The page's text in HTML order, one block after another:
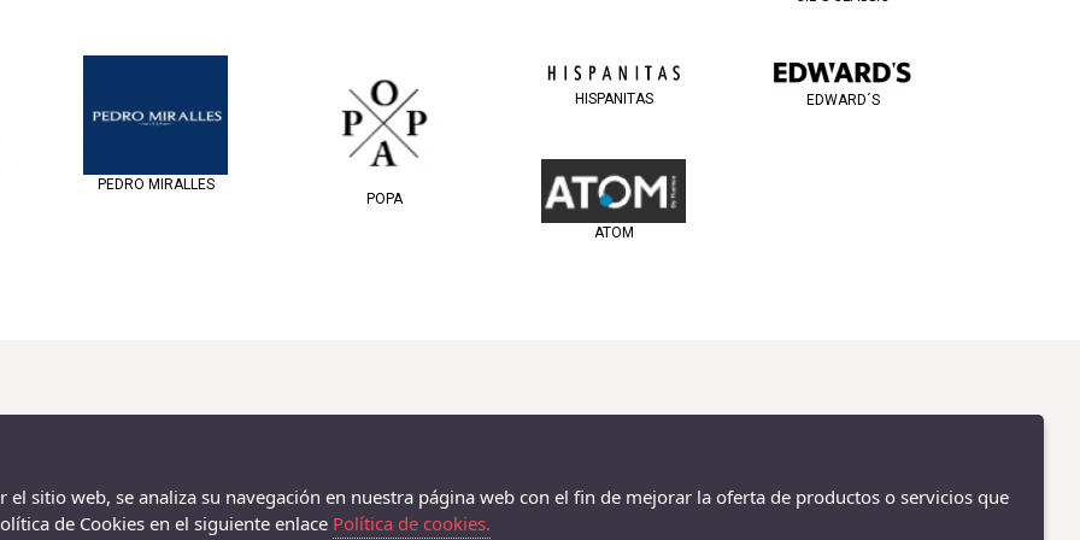
PEDRO MIRALLES
POPA
HISPANITAS EDWARD´S
ATOM
sitio web, se analiza su navegación en nuestra página web con el fin de mejorar la oferta de productos o servicios que
de Cookies en el siguiente enlace Política de cookies.